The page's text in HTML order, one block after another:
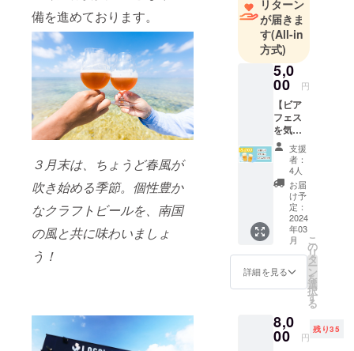
備を進めております。
３月末は、ちょうど春風が
吹き始める季節。個性豊か
なクラフトビールを、南国
の風と共に味わいましょ
う！
つ。
高校生から
はバンド活
動に明け暮
れ、卒業後
は一旗揚げ
TOKYOへ。
6畳一間の風
呂無し生活
もなんのそ
の、充実し
た青春時代
を送る。
二十歳のこ
ろバンド仲
間と訪れた
美しさに魅
了され25歳
リターン
が届きま
す(All-in
方式)
5,0
00 円
【ビア
フェス
を気軽
に楽し
むプラ
ン】 お
礼の手
紙 入場
セット×
１ ・リ
ストバ
ンド
（紙
製、25
㎜×254
㎜） ・
ナルリ
ユース
カップ
支援
者：
4人
お届
け予
定：
2024
年03
月
詳細を見る
こ
の
リ
タ
ー
ン
を
選
択
す
る
8,0
00 円
残り35